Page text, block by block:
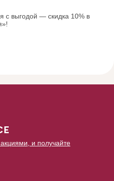
с выгодой — скидка 10% в
и получайте